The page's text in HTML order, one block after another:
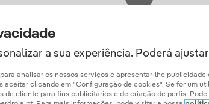
a sua experiência. Poderá
analisar os nossos serviços e apresentar-lhe
aceitar clicando em "Configuração de cookies". Se for um
de cliente para fins publicitários e de criação de perfis.